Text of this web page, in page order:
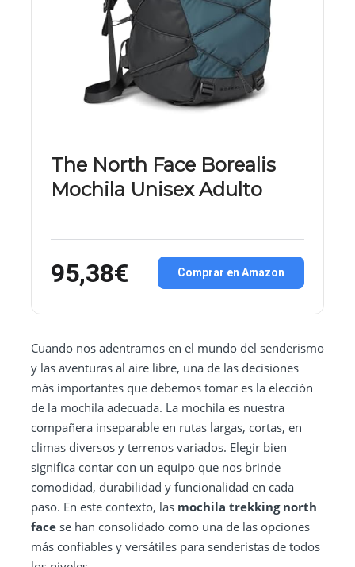
The North Face Borealis
Mochila Unisex Adulto
95,38€ Comprar en Amazon
Cuando nos adentramos en el mundo del senderismo
y las aventuras al aire libre, una de las decisiones
más importantes que debemos tomar es la elección
de la mochila adecuada. La mochila es nuestra
compañera inseparable en rutas largas, cortas, en
climas diversos y terrenos variados. Elegir bien
significa contar con un equipo que nos brinde
comodidad, durabilidad y funcionalidad en cada
paso. En este contexto, las mochila trekking north
facese han consolidado como una de las opciones
más confiables y versátiles para senderistas de todos